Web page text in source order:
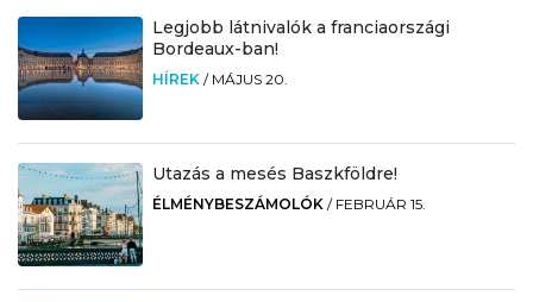
Legjobb látnivalók a franciaországi
Bordeaux-ban!
HÍREK / MÁJUS 20.
Utazás a mesés Baszkföldre!
ÉLMÉNYBESZÁMOLÓK / FEBRUÁR 15.